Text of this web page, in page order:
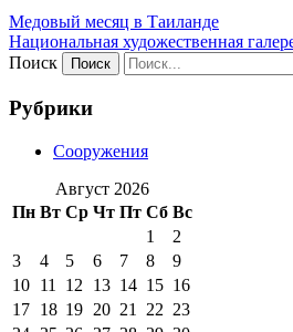
Медовый месяц в Таиланде
Национальная художественная
Поиск
Рубрики
Сооружения
Август 2026
Пн Вт Ср Чт Пт Сб Вс
1
2
3
4 5 6 7 8
9
10 11 12 13 14 15 16
17 18 19 20 21 22 23